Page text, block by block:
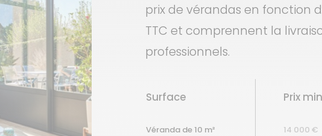
prix de vérandas en fonction
TTC et comprennent la
professionnels.
Surface Prix
Véranda de 10 m² 14 000 €